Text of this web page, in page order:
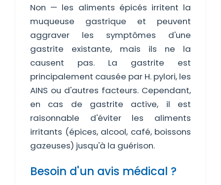
Non — les aliments épicés irritent la
muqueuse gastrique et peuvent
aggraver les symptômes d'une
gastrite existante, mais ils ne la
causent pas. La gastrite est
principalement causée par H. pylori, les
AINS ou d'autres facteurs. Cependant,
en cas de gastrite active, il est
raisonnable d'éviter les aliments
irritants (épices, alcool, café, boissons
gazeuses) jusqu'à la guérison.
Besoin d'un avis médical ?